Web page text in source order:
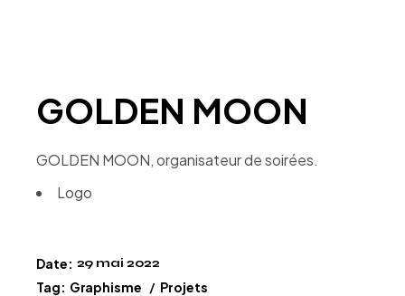
GOLDEN MOON
GOLDEN MOON, organisateur de soirées.
Logo
Date: 29 mai 2022
Tag: Graphisme Projets